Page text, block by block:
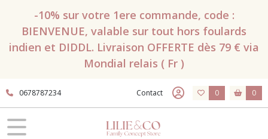
-10% sur votre 1ere commande, code :
BIENVENUE, valable sur tout hors foulards
indien et DIDDL. Livraison OFFERTE dès 79 € via
Mondial relais ( Fr )
0678787234 Contact 0 0